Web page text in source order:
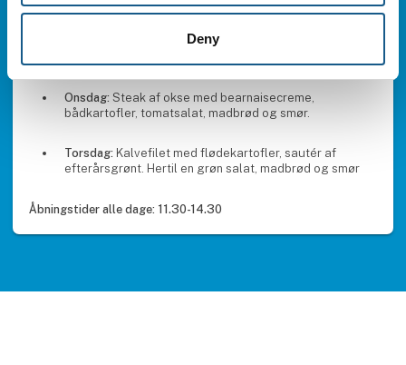
Deny
Verde og årstidens grønt. Hertil fransk cafésalat med
Onsdag: Steak af okse med bearnaisecreme,
bådkartofler, tomatsalat, madbrød og smør.
Torsdag: Kalvefilet med flødekartofler, sautér af
efterårsgrønt. Hertil en grøn salat, madbrød og smør
Åbningstider alle dage: 11.30-14.30